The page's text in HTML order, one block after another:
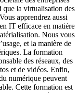
que la virtualisation des
apprendrez aussi
IT efficace en matière
Nous vous
et la manière de
La formation
des réseaux, des
et de vidéos. Enfin,
numérique peuvent
Cette formation est